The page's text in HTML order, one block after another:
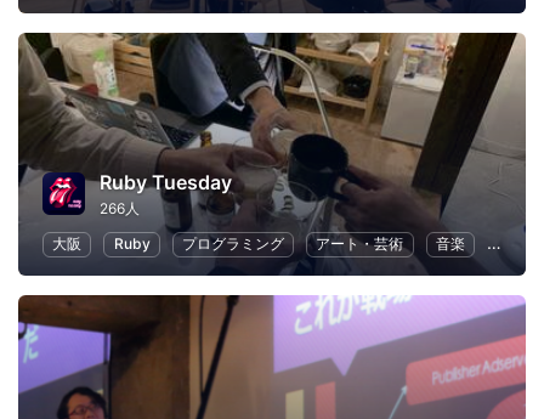
Ruby Tuesday
266人
大阪
Ruby プログラミング アート・芸術 音楽 読書